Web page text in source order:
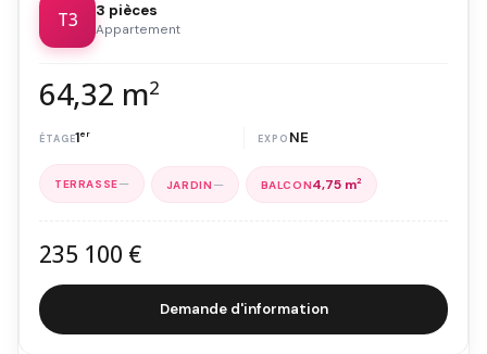
T3 3 pièces
Appartement
64,32 m2
1er NE
— — 4,75 m2
235 100 €
Demande d'information